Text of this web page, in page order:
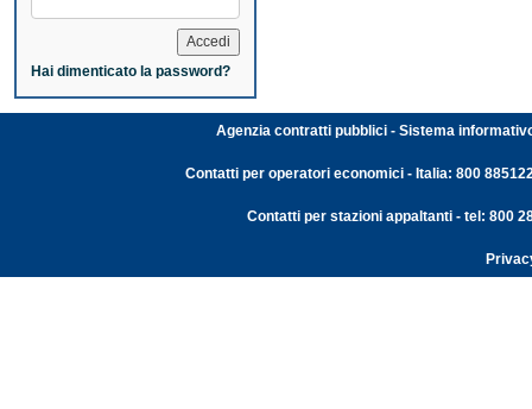
Hai dimenticato la password?
Agenzia contratti pubblici - Sistema
Contatti per operatori economici - Italia: 800
Contatti per stazioni appaltanti - tel: 800